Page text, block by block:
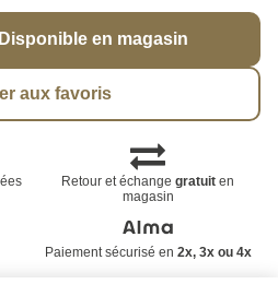
en magasin
aux favoris
Retour et échangegratuit en
magasin
Paiement sécurisé en 2x, 3x ou 4x